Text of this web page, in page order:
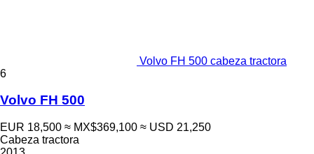
Volvo FH 500 cabeza tractora
6
Volvo FH 500
EUR 18,500 ≈ MX$369,100 ≈ USD 21,250
Cabeza tractora